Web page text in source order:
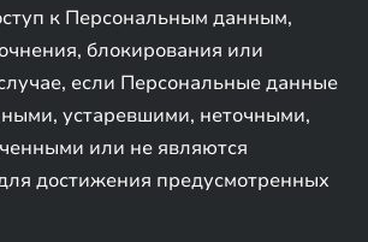
к Персональным данным,
блокирования или
если Персональные данные
устаревшими, неточными,
или не являются
достижения предусмотренных